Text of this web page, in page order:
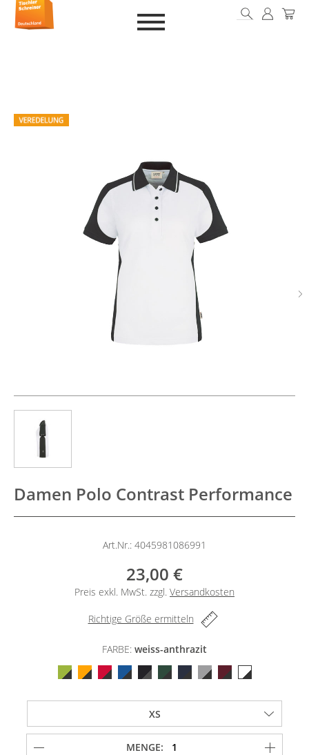
Damen Polo Contrast Performance
Art.Nr.: 4045981086991
23,00 €
Preis exkl. MwSt. zzgl. Versandkosten
Richtige Größe ermitteln
FARBE: weiss-anthrazit
MENGE: